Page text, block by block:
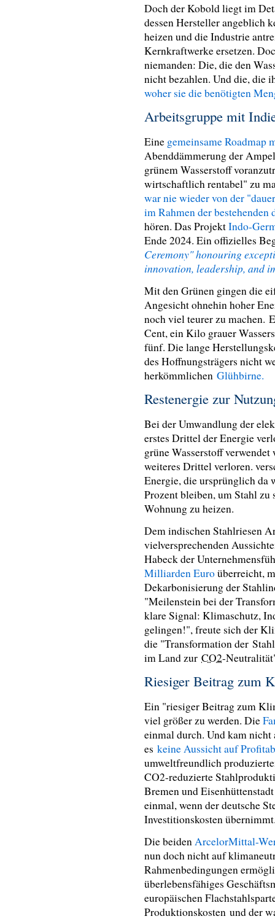
Doch der Kobold liegt im
dessen Hersteller angeblich
heizen und die Industrie
Kernkraftwerke ersetzen.
niemanden: Die, die den
nicht bezahlen. Und die, die
woher sie die benötigten
Arbeitsgruppe mit
Eine gemeinsame Roadmap
Abenddämmerung der
grünem Wasserstoff
wirtschaftlich rentabel" zu
war nie wieder von der
im Rahmen der
hören. Das ProjektIndo-
Ende 2024. Ein offizielles
Ceremony" honouring
innovation, leadership, and
Mit den Grünen gingen die
Angesicht ohnehin hoher
noch viel teurer zu machen.
Cent, ein Kilo grauer
fünf. Die lange
des Hoffnungsträgers nicht
herkömmlichen Glühbirne.
Restenergie zur
Bei der Umwandlung der
erstes Drittel der Energie
grüne Wasserstoff
weiteres Drittel verloren.
Energie, die ursprünglich da
Prozent bleiben, um Stahl zu
Wohnung zu heizen.
Dem indischen Stahlriesen
vielversprechenden
Habeck der
Milliarden Euroüberreicht,
Dekarbonisierung der
"Meilenstein bei der
klare Signal: Klimaschutz,
gelingen!", freute sich der
die "Transformation der
im Land zur CO2-
Riesiger Beitrag zum
Ein "riesiger Beitrag zum
viel größer zu werden. Die
einmal durch. Und kam nicht
es keine Aussicht auf
umweltfreundlich
CO2-reduzierte
Bremen und
einmal, wenn der deutsche
Investitionskosten
Die beiden ArcelorMittal-
nun doch nicht auf
Rahmenbedingungen
überlebensfähiges
europäischen
Produktionskosten und der